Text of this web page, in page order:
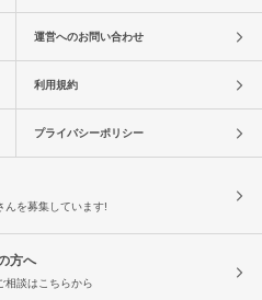
運営へのお問い合わせ
利用規約
プライバシーポリシー
んを募集しています!
方へ
相談はこちらから